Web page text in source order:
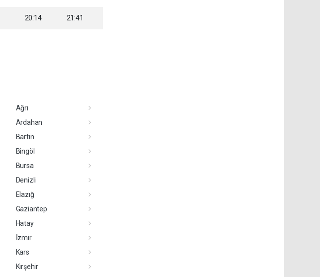
20:14 21:41
Ağrı
Ardahan
Bartın
Bingöl
Bursa
Denizli
Elazığ
Gaziantep
Hatay
İzmir
Kars
Kırşehir